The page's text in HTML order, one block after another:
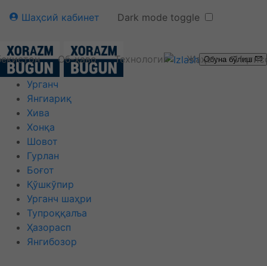
Шаҳсий кабинет Dark mode toggle
Об-ҳаво Технология ЖаҳонОбуна бўлиш
Урганч
Янгиариқ
Хива
Хонқа
Шовот
Гурлан
Боғот
Қўшкўпир
Урганч шаҳри
Тупроққалъа
Ҳазорасп
Янгибозор